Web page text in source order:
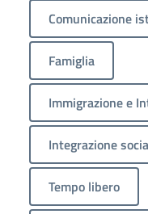
Comunicazione
Famiglia
Immigrazione e
Integrazione
Tempo libero